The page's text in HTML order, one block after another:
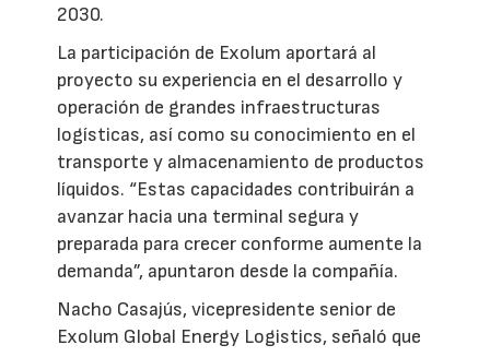
2030.
La participación de Exolum aportará al
proyecto su experiencia en el desarrollo y
operación de grandes infraestructuras
logísticas, así como su conocimiento en el
transporte y almacenamiento de productos
líquidos. “Estas capacidades contribuirán a
avanzar hacia una terminal segura y
preparada para crecer conforme aumente la
demanda”, apuntaron desde la compañía.
Nacho Casajús, vicepresidente senior de
Exolum Global Energy Logistics, señaló que